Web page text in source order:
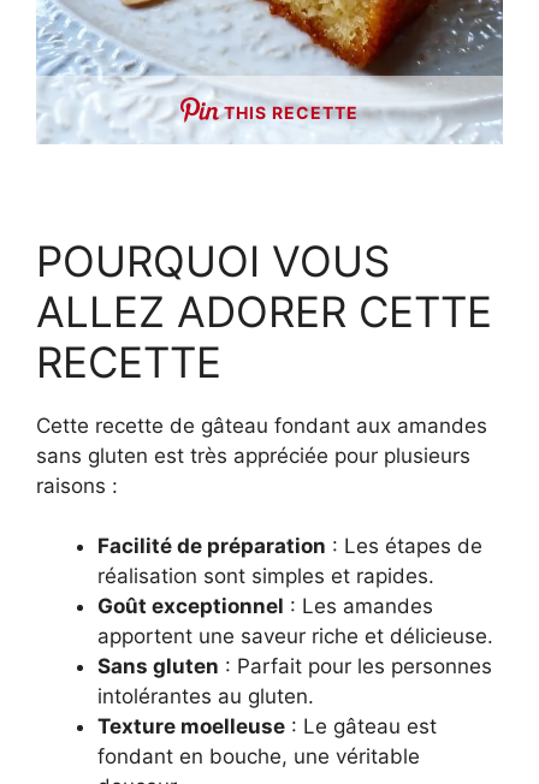
THIS RECETTE
POURQUOI VOUS
ALLEZ ADORER CETTE
RECETTE
Cette recette de gâteau fondant aux amandes
sans gluten est très appréciée pour plusieurs
raisons :
Facilité de préparation : Les étapes de
réalisation sont simples et rapides.
Goût exceptionnel : Les amandes
apportent une saveur riche et délicieuse.
Sans gluten : Parfait pour les personnes
intolérantes au gluten.
Texture moelleuse : Le gâteau est
fondant en bouche, une véritable